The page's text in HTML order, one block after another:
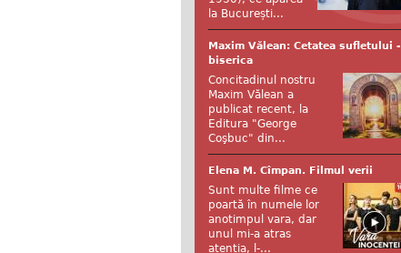
la București...
Maxim Vălean: Cetatea sufletului -
biserica
Concitadinul nostru
Maxim Vălean a
publicat recent, la
Editura "George
Coşbuc" din...
Elena M. Cîmpan. Filmul verii
Sunt multe filme ce
poartă în numele lor
anotimpul vara, dar
unul mi-a atras
atenția, l-...